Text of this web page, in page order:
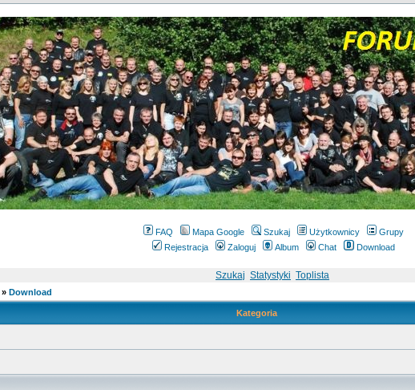
FAQ Mapa Google Szukaj Użytkownicy
Grupy
Rejestracja
Zaloguj Album Chat Download
Szukaj Statystyki Toplista
» Download
Kategoria